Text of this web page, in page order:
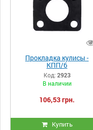
Прокладка кулисы -
КПП/6
Код: 2923
В наличии
106,53 грн.
Купить